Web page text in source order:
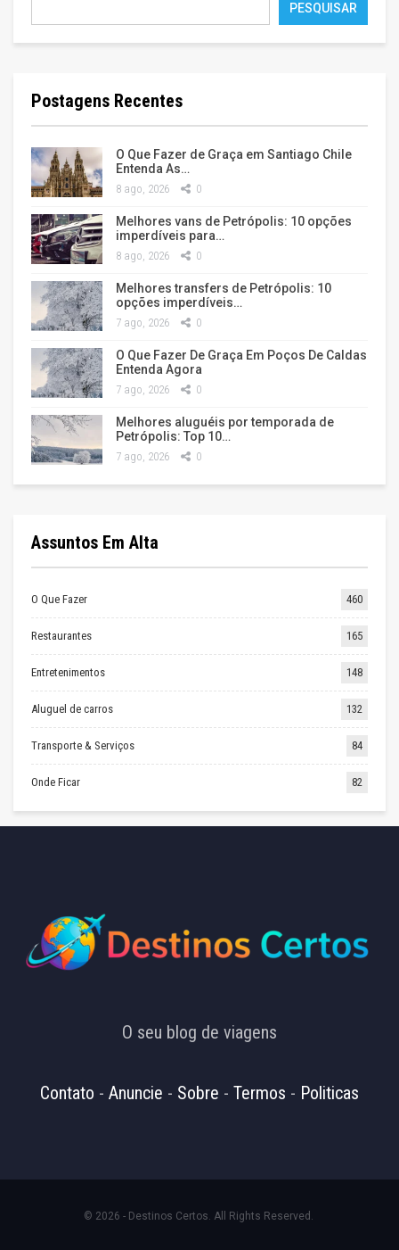
PESQUISAR
Postagens Recentes
O Que Fazer de Graça em Santiago Chile
Entenda As…
8 ago, 2026 0
Melhores vans de Petrópolis: 10 opções
imperdíveis para…
8 ago, 2026 0
Melhores transfers de Petrópolis: 10
opções imperdíveis…
7 ago, 2026 0
O Que Fazer De Graça Em Poços De Caldas
Entenda Agora
7 ago, 2026 0
Melhores aluguéis por temporada de
Petrópolis: Top 10…
7 ago, 2026 0
Assuntos Em Alta
O Que Fazer 460
Restaurantes 165
Entretenimentos 148
Aluguel de carros 132
Transporte & Serviços 84
Onde Ficar 82
O seu blog de viagens
Contato - Anuncie - Sobre - Termos - Politicas
© 2026 - Destinos Certos. All Rights Reserved.